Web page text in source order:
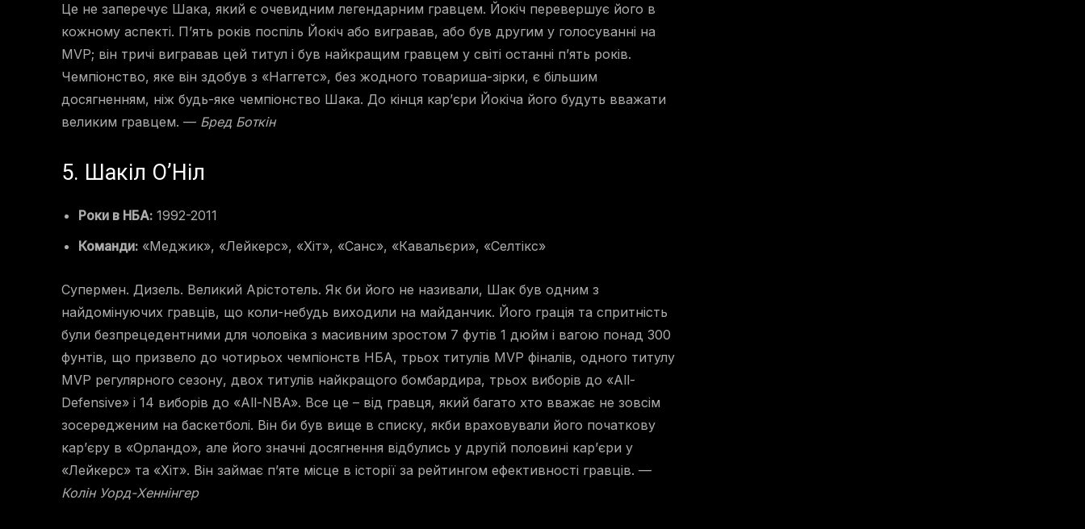
Це не заперечує Шака, який є очевидним легендарним гравцем. Йокіч перевершує його в
кожному аспекті. П’ять років поспіль Йокіч або вигравав, або був другим у голосуванні на
MVP; він тричі вигравав цей титул і був найкращим гравцем у світі останні п’ять років.
Чемпіонство, яке він здобув з «Наггетс», без жодного товариша-зірки, є більшим
досягненням, ніж будь-яке чемпіонство Шака. До кінця кар’єри Йокіча його будуть вважати
великим гравцем. — Бред Боткін
5. Шакіл О’Ніл
Роки в НБА: 1992-2011
Команди: «Меджик», «Лейкерс», «Хіт», «Санс», «Кавальєри», «Селтікс»
Супермен. Дизель. Великий Арістотель. Як би його не називали, Шак був одним з
найдомінуючих гравців, що коли-небудь виходили на майданчик. Його грація та спритність
були безпрецедентними для чоловіка з масивним зростом 7 футів 1 дюйм і вагою понад 300
фунтів, що призвело до чотирьох чемпіонств НБА, трьох титулів MVP фіналів, одного титулу
MVP регулярного сезону, двох титулів найкращого бомбардира, трьох виборів до «All-
Defensive» і 14 виборів до «All-NBA». Все це – від гравця, який багато хто вважає не зовсім
зосередженим на баскетболі. Він би був вище в списку, якби враховували його початкову
кар’єру в «Орландо», але його значні досягнення відбулись у другій половині кар’єри у
«Лейкерс» та «Хіт». Він займає п’яте місце в історії за рейтингом ефективності гравців. —
Колін Уорд-Хеннінгер